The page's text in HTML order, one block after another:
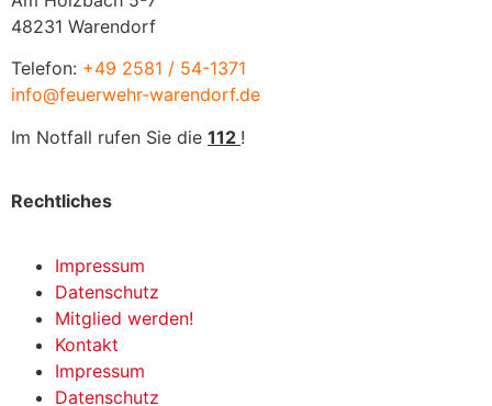
48231 Warendorf
Telefon: +49 2581 / 54-1371
info@feuerwehr-warendorf.de
Im Notfall rufen Sie die 112 !
Rechtliches
Impressum
Datenschutz
Mitglied werden!
Kontakt
Impressum
Datenschutz